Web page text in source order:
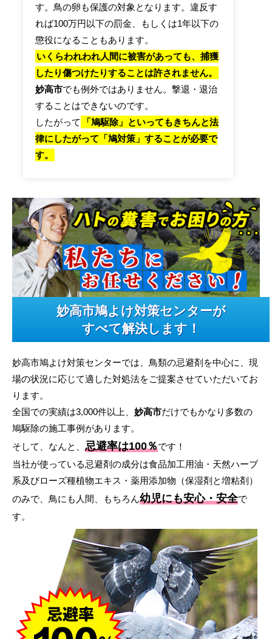
す。鳥の卵も保護の対象となります。違反す
れば100万円以下の罰金、もしくは1年以下の
懲役になることもあります。
いくらわれわれ人間に被害があっても、捕獲
したり傷つけたりすることは許されません。
妙高市でも例外ではありません。撃退・退治
することはできないのです。
したがって
「鳩駆除」といってもきちんと法
律にしたがって「鳩対策」することが必要で
す。
妙高市鳩よけ対策センターが
すべて解決します！
妙高市鳩よけ対策センターでは、鳥類の忌避剤を中心に、現
場の状況に応じて適した対処法をご提案させていただいてお
ります。
全国での実績は3,000件以上、 妙高市だけでもかなり多数の
鳩駆除の施工事例があります。
そして、なんと、 忌避率は100％です！
当社が使っている忌避剤の成分は食品加工用油・天然ハーブ
系及びローズ種植物エキス・薬用添加物（保湿剤と増粘剤）
のみで、鳥にも人間、もちろん幼児にも安心・安全で
す。